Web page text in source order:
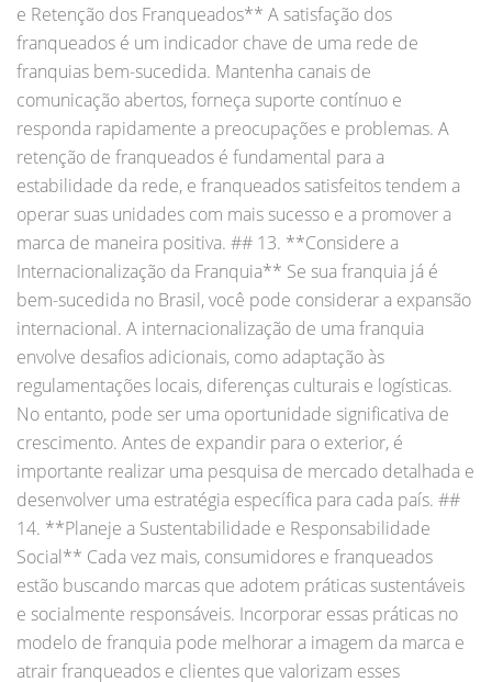
e Retenção dos Franqueados** A satisfação dos
franqueados é um indicador chave de uma rede de
franquias bem-sucedida. Mantenha canais de
comunicação abertos, forneça suporte contínuo e
responda rapidamente a preocupações e problemas. A
retenção de franqueados é fundamental para a
estabilidade da rede, e franqueados satisfeitos tendem a
operar suas unidades com mais sucesso e a promover a
marca de maneira positiva. ## 13. **Considere a
Internacionalização da Franquia** Se sua franquia já é
bem-sucedida no Brasil, você pode considerar a expansão
internacional. A internacionalização de uma franquia
envolve desafios adicionais, como adaptação às
regulamentações locais, diferenças culturais e logísticas.
No entanto, pode ser uma oportunidade significativa de
crescimento. Antes de expandir para o exterior, é
importante realizar uma pesquisa de mercado detalhada e
desenvolver uma estratégia específica para cada país. ##
14. **Planeje a Sustentabilidade e Responsabilidade
Social** Cada vez mais, consumidores e franqueados
estão buscando marcas que adotem práticas sustentáveis
e socialmente responsáveis. Incorporar essas práticas no
modelo de franquia pode melhorar a imagem da marca e
atrair franqueados e clientes que valorizam esses